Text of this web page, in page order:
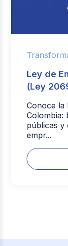
Ley de
(Ley
Conoce la
Colombia:
públicas y
empr...